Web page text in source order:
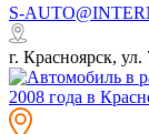
S-
г. Красноярск,